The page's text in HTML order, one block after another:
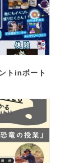
トinボート